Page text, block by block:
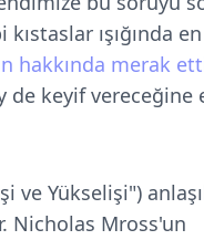
ışığında
hakkında merak
de keyif vereceğine
ve Yükselişi")
Nicholas Mross'un